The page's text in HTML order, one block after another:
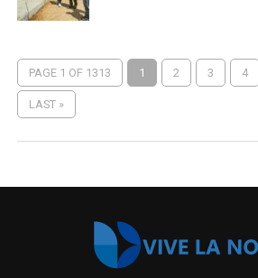
PAGE 1 OF 1313 1 2 3 4
LAST »